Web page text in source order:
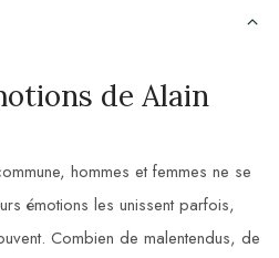
de Alain
hommes et femmes ne se
émotions les unissent parfois,
Combien de malentendus, de